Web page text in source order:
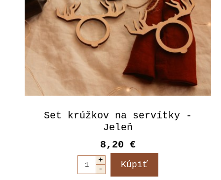
Set krúžkov na servítky -
Jeleň
8,20 €